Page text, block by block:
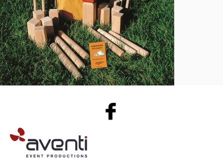
AVENTI | EVENT PRODUCTIONS